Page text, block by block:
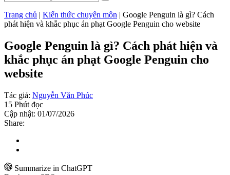
Trang chủ | Kiến thức chuyên môn | Google Penguin là gì? Cách
phát hiện và khắc phục án phạt Google Penguin cho website
Google Penguin là gì? Cách phát hiện và
khắc phục án phạt Google Penguin cho
website
Tác giả: Nguyễn Văn Phúc
15 Phút đọc
Cập nhật: 01/07/2026
Share:
Summarize in ChatGPT